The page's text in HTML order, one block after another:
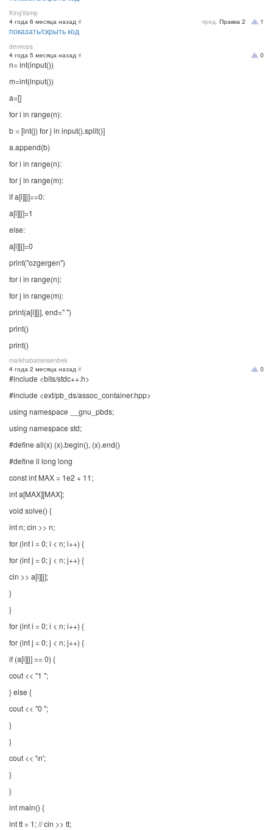
KingVamp
пред. Правка 2 1
4 года 6 месяца назад #
показать/скрыть код
devvops
0
4 года 5 месяца назад #
n= int(input())
m=int(input())
a=[]
for i in range(n):
b = [int(j) for j in input().split()]
a.append(b)
for i in range(n):
for j in range(m):
if a[i][j]==0:
a[i][j]=1
else:
a[i][j]=0
print("ozgergen")
for i in range(n):
for j in range(m):
print(a[i][j], end=" ")
print()
print()
markhabatseisenbek
0
4 года 2 месяца назад #
#include <bits/stdc++.h>
#include <ext/pb_ds/assoc_container.hpp>
using namespace __gnu_pbds;
using namespace std;
#define all(x) (x).begin(), (x).end()
#define ll long long
const int MAX = 1e2 + 11;
int a[MAX][MAX];
void solve() {
int n; cin >> n;
for (int i = 0; i < n; i++) {
for (int j = 0; j < n; j++) {
cin >> a[i][j];
}
}
for (int i = 0; i < n; i++) {
for (int j = 0; j < n; j++) {
if (a[i][j] == 0) {
cout << "1 ";
} else {
cout << "0 ";
}
}
cout << '\n';
}
}
int main() {
int tt = 1; // cin >> tt;